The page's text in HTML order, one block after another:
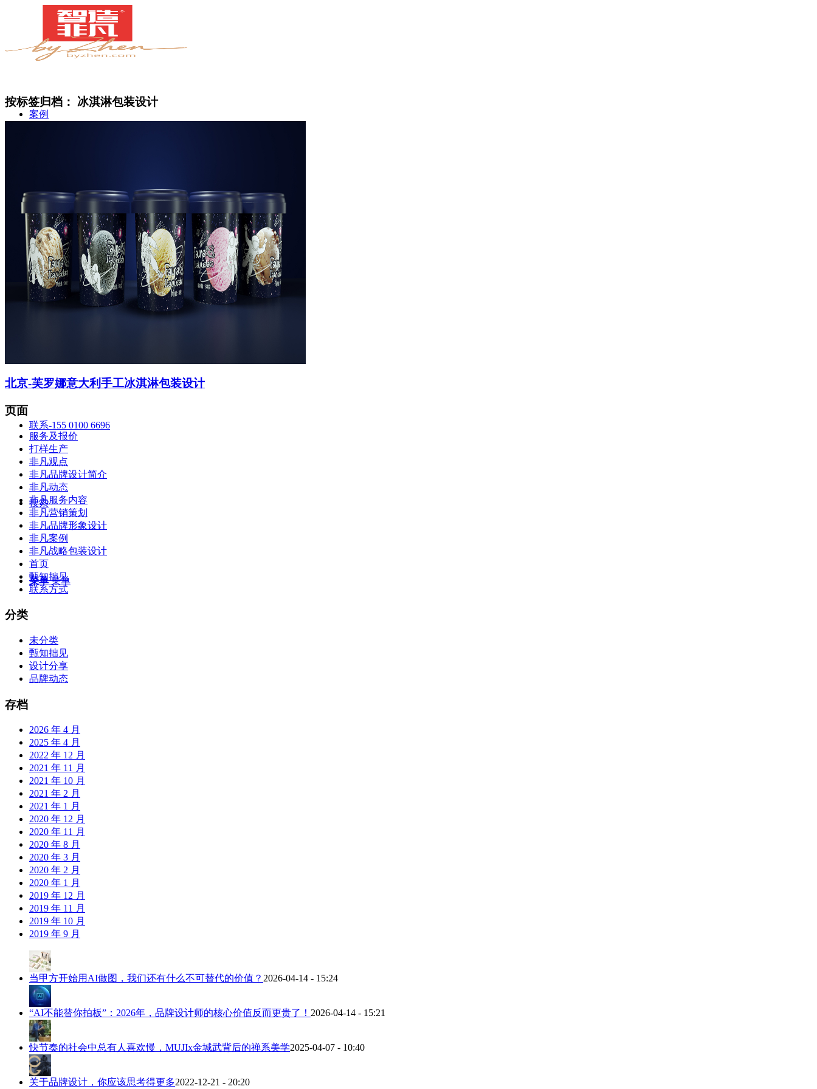
案例
简介
甄知灼见
联系-155 0100 6696
搜索
菜单 菜单
按标签归档： 冰淇淋包装设计
北京-芙罗娜意大利手工冰淇淋包装设计
页面
服务及报价
打样生产
非凡观点
非凡品牌设计简介
非凡动态
非凡服务内容
非凡营销策划
非凡品牌形象设计
非凡案例
非凡战略包装设计
首页
甄知拙见
联系方式
分类
未分类
甄知拙见
设计分享
品牌动态
存档
2026 年 4 月
2025 年 4 月
2022 年 12 月
2021 年 11 月
2021 年 10 月
2021 年 2 月
2021 年 1 月
2020 年 12 月
2020 年 11 月
2020 年 8 月
2020 年 3 月
2020 年 2 月
2020 年 1 月
2019 年 12 月
2019 年 11 月
2019 年 10 月
2019 年 9 月
当甲方开始用AI做图，我们还有什么不可替代的价值？ 2026-04-14 - 15:24
“AI不能替你拍板”：2026年，品牌设计师的核心价值反而更贵了！ 2026-04-14 - 15:21
快节奏的社会中总有人喜欢慢，MUJIx金城武背后的禅系美学2025-04-07 - 10:40
关于品牌设计，你应该思考得更多2022-12-21 - 20:20